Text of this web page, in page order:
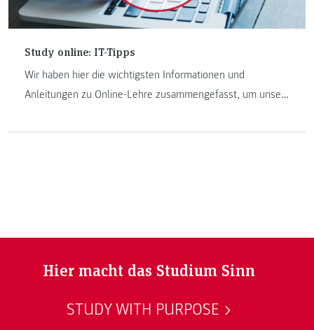
Study online: IT-Tipps
Wir haben hier die wichtigsten Informationen und
Anleitungen zu Online-Lehre zusammengefasst, um unsere
Hier macht das Studium Sinn
STUDY WITH PURPOSE